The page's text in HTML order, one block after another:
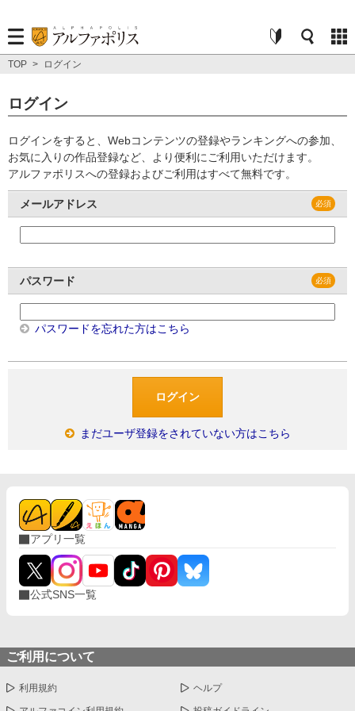
TOP > ログイン
ログイン
ログインをすると、Webコンテンツの登録やランキングへの参加、
お気に入りの作品登録など、より便利にご利用いただけます。
アルファポリスへの登録およびご利用はすべて無料です。
メールアドレス
パスワード
パスワードを忘れた方はこちら
まだユーザ登録をされていない方はこちら
アプリ一覧
公式SNS一覧
ご利用について
利用規約 ヘルプ